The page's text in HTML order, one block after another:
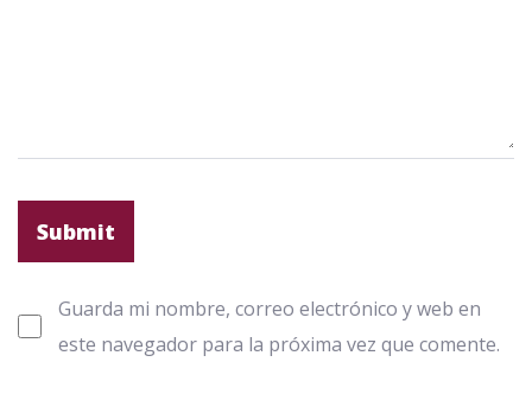
Guarda mi nombre, correo electrónico y web en
este navegador para la próxima vez que comente.